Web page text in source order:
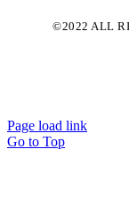
©2022 ALL
Page load link
Go to Top